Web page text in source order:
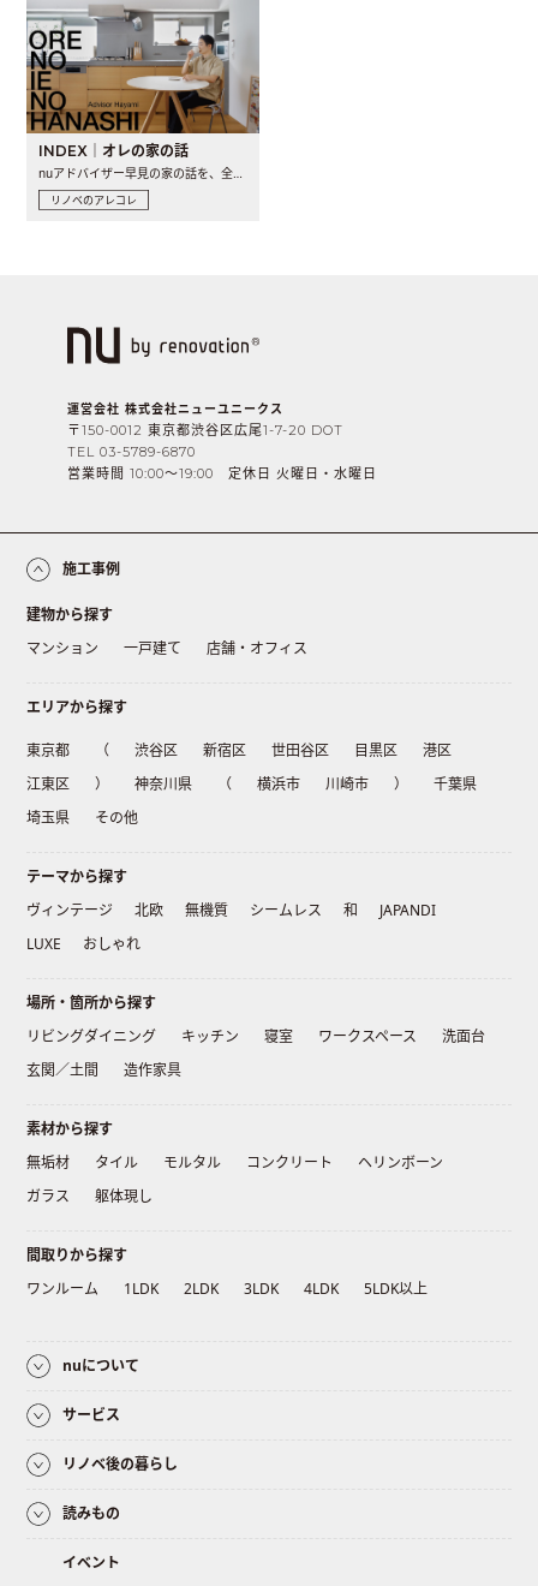
INDEX｜オレの家の話
nuアドバイザー早見の家の話を、全4話でお届け。リノベーションを..
リノベのアレコレ
運営会社 株式会社ニューユニークス
〒150-0012 東京都渋谷区広尾1-7-20 DOT
TEL 03-5789-6870
営業時間 10:00〜19:00 定休日 火曜日・水曜日
施工事例
建物から探す
マンション
一戸建て 店舗・オフィス
エリアから探す
東京都 （ 渋谷区 新宿区 世田谷区 目黒区
港区
江東区
） 神奈川県 （ 横浜市 川崎市 ）
千葉県
埼玉県
その他
テーマから探す
ヴィンテージ
北欧 無機質 シームレス 和
JAPANDI
LUXE
おしゃれ
場所・箇所から探す
リビングダイニング
キッチン 寝室 ワークスペース
洗面台
玄関／土間
造作家具
素材から探す
無垢材
タイル モルタル コンクリート
ヘリンボーン
ガラス
躯体現し
間取りから探す
ワンルーム
1LDK 2LDK 3LDK 4LDK 5LDK以上
nuについて
サービス
リノベ後の暮らし
読みもの
イベント